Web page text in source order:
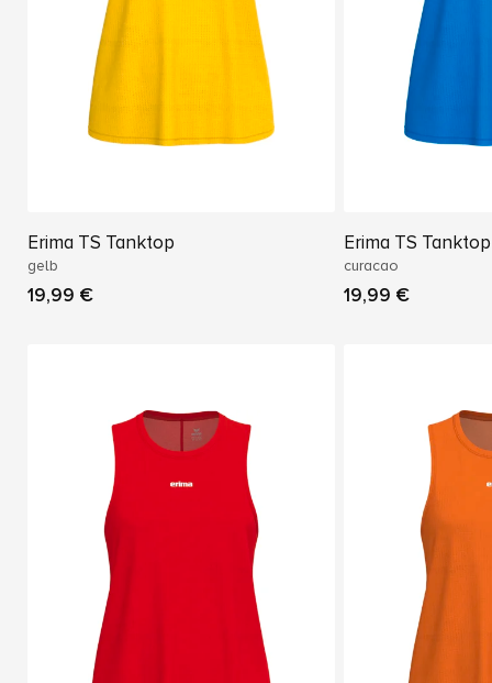
Erima TS Tanktop
gelb
19,99 €
Erima TS Tanktop
curacao
19,99 €